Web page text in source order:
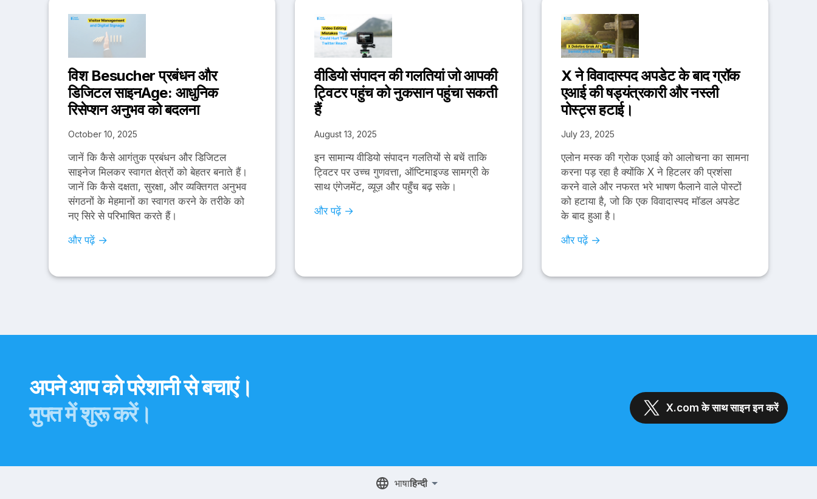
विश Besucher प्रबंधन और
डिजिटल साइनAge: आधुनिक
रिसेप्शन अनुभव को बदलना
October 10, 2025
जानें कि कैसे आगंतुक प्रबंधन और डिजिटल
साइनेज मिलकर स्वागत क्षेत्रों को बेहतर बनाते हैं।
जानें कि कैसे दक्षता, सुरक्षा, और व्यक्तिगत अनुभव
संगठनों के मेहमानों का स्वागत करने के तरीके को
नए सिरे से परिभाषित करते हैं।
और पढ़ें →
वीडियो संपादन की गलतियां जो आपकी
ट्विटर पहुंच को नुकसान पहुंचा सकती
हैं
August 13, 2025
इन सामान्य वीडियो संपादन गलतियों से बचें ताकि
ट्विटर पर उच्च गुणवत्ता, ऑप्टिमाइज्ड सामग्री के
साथ एंगेजमेंट, व्यूज़ और पहुँच बढ़ सके।
और पढ़ें →
X ने विवादास्पद अपडेट के बाद ग्रॉक
एआई की षड्यंत्रकारी और नस्ली
पोस्ट्स हटाई।
July 23, 2025
एलोन मस्क की ग्रोक एआई को आलोचना का सामना
करना पड़ रहा है क्योंकि X ने हिटलर की प्रशंसा
करने वाले और नफरत भरे भाषण फैलाने वाले पोस्टों
को हटाया है, जो कि एक विवादास्पद मॉडल अपडेट
के बाद हुआ है।
और पढ़ें →
अपने आप को परेशानी से बचाएं।
मुफ्त में शुरू करें।
X.com के साथ साइन इन करें
भाषाहिन्दी